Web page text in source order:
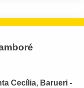
Cecília, Barueri -